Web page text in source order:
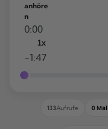
anhöre
n
0:00
1x
-1:47
133Aufrufe 0 Mal